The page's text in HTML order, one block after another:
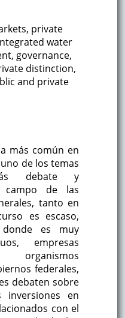
private
water
governance,
distinction,
and private
más común en
de los temas
debate y
campo de las
tanto en
es escaso,
es muy
empresas
organismos
federales,
debaten sobre
inversiones en
con el